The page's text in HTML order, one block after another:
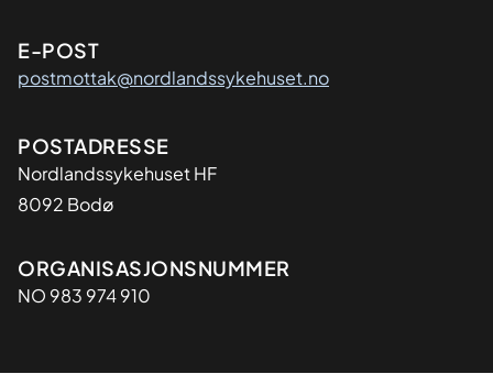
E-POST
postmottak@nordlandssykehuset.no
Adresse
POSTADRESSE
Nordlandssykehuset HF
8092 Bodø
Organisasjon
ORGANISASJONSNUMMER
NO 983 974 910